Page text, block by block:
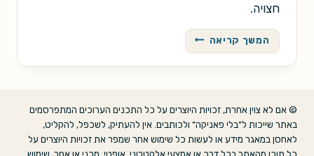
חצויה.
המשך קריאה מה
גלמודים
החיים
עצבים
© אם לא צוין אחרת, זכויות היוצרים על כל התכנים הערוכים המתפרסמים
באתר שייכות ל"בלי פאניקה" ולכותבים. אין להעתיק, לשכפל, להקליט,
לאחסן במאגר מידע או לעשות כל שימוש אחר שמפר את זכויות היוצרים על